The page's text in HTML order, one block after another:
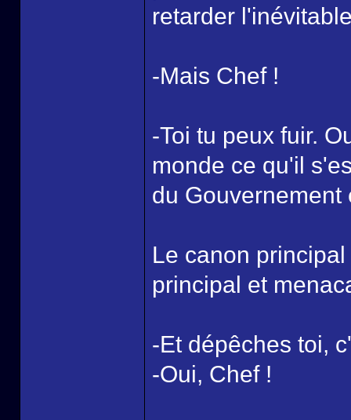
retarder
-Mais Chef !
-Toi tu peux fuir.
monde ce qu'il
du Gouvernement
Le canon
principal et
-Et dépêches toi,
-Oui, Chef !